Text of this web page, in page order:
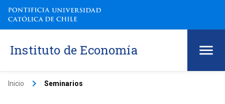
Instituto de Economía
Inicio keyboard_arrow_right Seminarios